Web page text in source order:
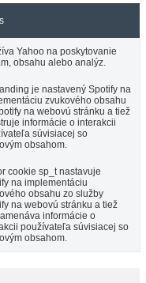
Yahoo na poskytovanie
obsahu alebo analýz.
je nastavený Spotify na
zvukového obsahu
na webovú stránku a tiež
informácie o interakcii
súvisiacej so
obsahom.
cookie sp_t nastavuje
na implementáciu
obsahu zo služby
na webovú stránku a tiež
informácie o
používateľa súvisiacej so
obsahom.